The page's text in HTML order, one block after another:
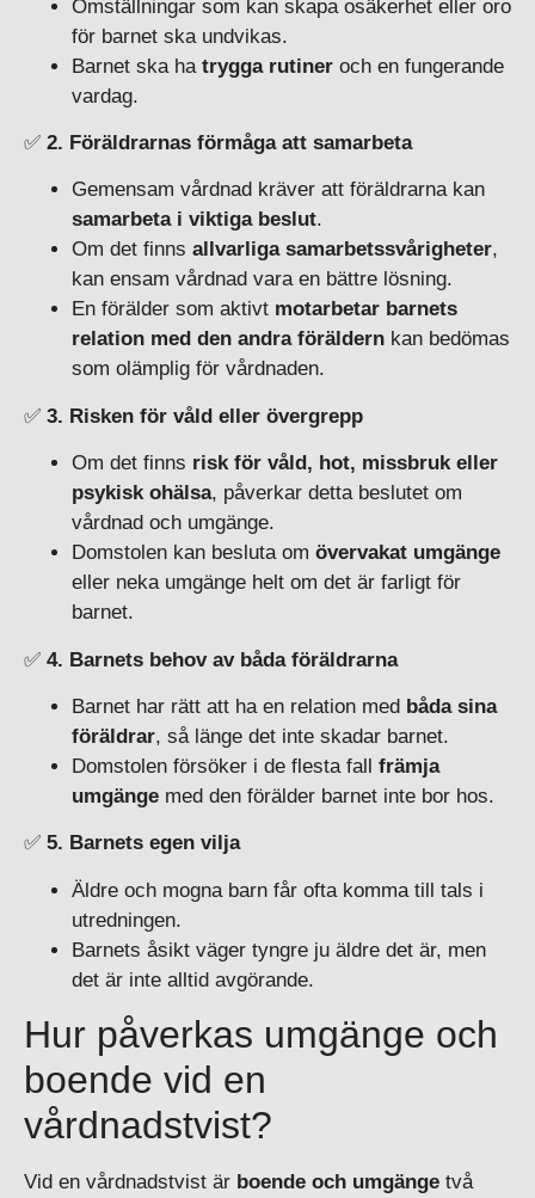
Omställningar som kan skapa osäkerhet eller oro
för barnet ska undvikas.
Barnet ska ha trygga rutiner och en fungerande
vardag.
✅ 2. Föräldrarnas förmåga att samarbeta
Gemensam vårdnad kräver att föräldrarna kan
samarbeta i viktiga beslut.
Om det finns allvarliga samarbetssvårigheter,
kan ensam vårdnad vara en bättre lösning.
En förälder som aktivt motarbetar barnets
relation med den andra föräldern kan bedömas
som olämplig för vårdnaden.
✅ 3. Risken för våld eller övergrepp
Om det finns risk för våld, hot, missbruk eller
psykisk ohälsa, påverkar detta beslutet om
vårdnad och umgänge.
Domstolen kan besluta om övervakat umgänge
eller neka umgänge helt om det är farligt för
barnet.
✅ 4. Barnets behov av båda föräldrarna
Barnet har rätt att ha en relation med båda sina
föräldrar, så länge det inte skadar barnet.
Domstolen försöker i de flesta fall främja
umgänge med den förälder barnet inte bor hos.
✅ 5. Barnets egen vilja
Äldre och mogna barn får ofta komma till tals i
utredningen.
Barnets åsikt väger tyngre ju äldre det är, men
det är inte alltid avgörande.
Hur påverkas umgänge och
boende vid en
vårdnadstvist?
Vid en vårdnadstvist är boende och umgänge två